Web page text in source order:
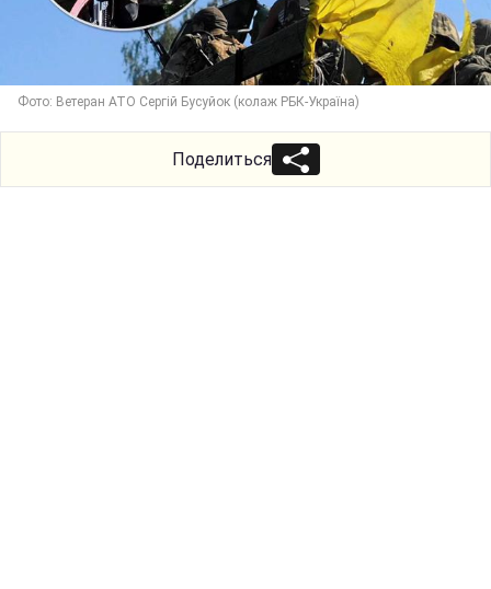
Фото: Ветеран АТО Сергій Бусуйок (колаж РБК-Україна)
Поделиться